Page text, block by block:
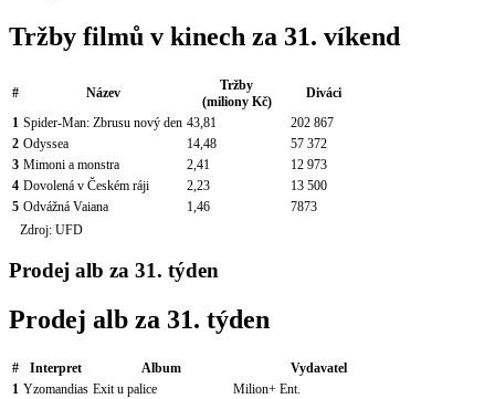
Tržby filmů v kinech za 31. víkend
# Název
Tržby
(miliony Kč)
Diváci
1 Spider-Man: Zbrusu nový den 43,81
202 867
2 Odyssea 14,48
57 372
3 Mimoni a monstra 2,41
12 973
4 Dovolená v Českém ráji 2,23
13 500
5 Odvážná Vaiana 1,46
7873
Zdroj: UFD
Prodej alb za 31. týden
Prodej alb za 31. týden
# Interpret Album
Vydavatel
1 Yzomandias Exit u palice
Milion+ Ent.